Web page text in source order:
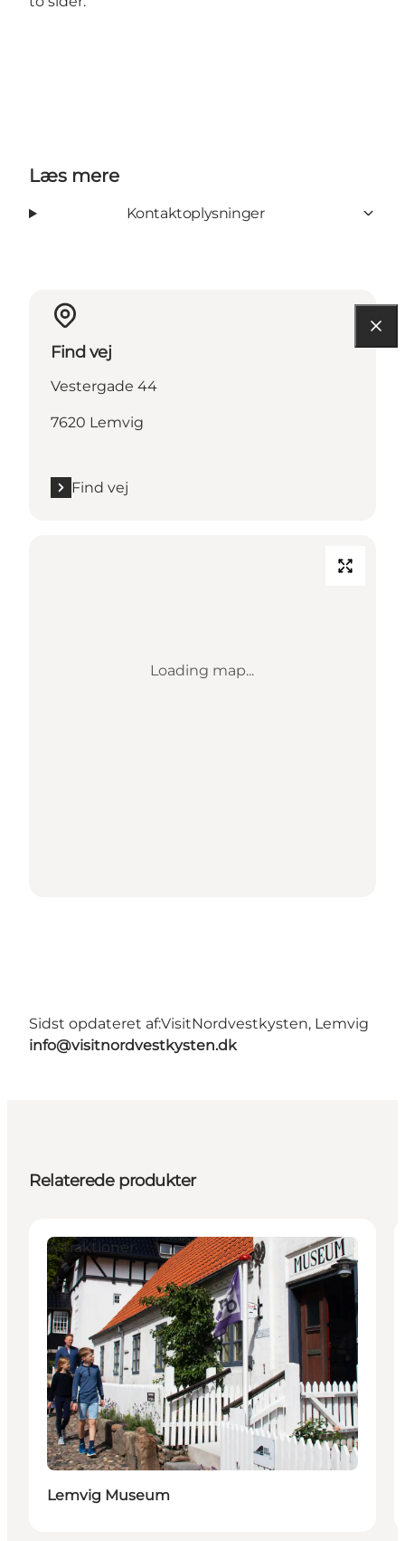
Læs mere
Kontaktoplysninger
Find vej
Vestergade 44
7620 Lemvig
Find vej
Loading map...
Sidst opdateret af:VisitNordvestkysten, Lemvig
info@visitnordvestkysten.dk
Relaterede produkter
Attraktioner
Lemvig Museum